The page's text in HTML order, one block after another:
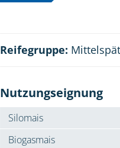
Reifegruppe: Mittelspät
Nutzungseignung
Silomais
Biogasmais